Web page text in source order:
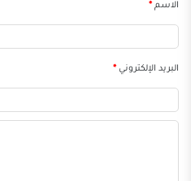
الاسم *
البريد الإلكتروني *